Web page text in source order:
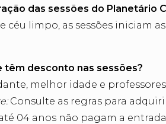
das sessões do Planetário
céu limpo, as sessões iniciam
têm desconto nas sessões?
melhor idade e
Consulte as regras para
04 anos não pagam a